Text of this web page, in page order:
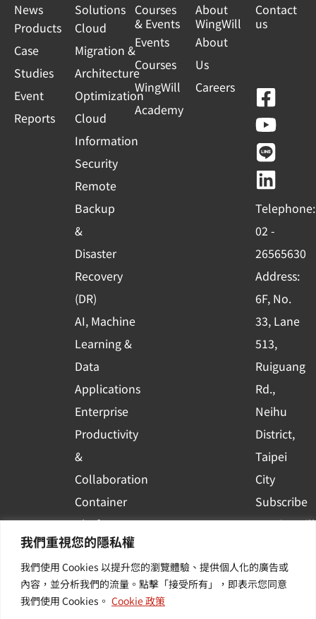
我們重視您的隱私權
我們使用 Cookies 以提升您的瀏覽體驗、提供個人化的廣告或
內容，並分析我們的流量。點擊「接受所有」，即表示您同意
我們使用 Cookies。 Cookie 政策
News
Products
Case
Studies
Event
Reports
Solutions
Cloud
Migration &
Architecture
Optimization
Cloud
Information
Security
Remote
Backup
&
Disaster
Recovery
(DR)
AI, Machine
Learning &
Data
Applications
Enterprise
Productivity
&
Collaboration
Container
Platform
Applications
Others /
Value-
Courses
& Events
Events
Courses
WingWill
Academy
About
WingWill
About
Us
Careers
Contact
us
F
a
c
e
b
o
o
k
-
s
q
u
a
r
e
Y
o
u
t
u
b
e
L
i
n
e
L
i
n
k
e
d
i
n
Telephone:
02 -
26565630
Address:
6F, No.
33, Lane
513,
Ruiguang
Rd.,
Neihu
District,
Taipei
City
Subscribe
to WingWill
the latest
event and